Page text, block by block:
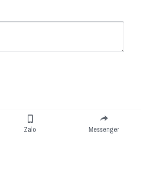
Zalo Messenger